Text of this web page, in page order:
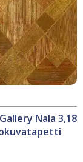
Nala 3,18